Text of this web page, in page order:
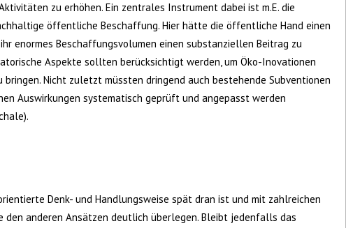
zu erhöhen. Ein zentrales Instrument dabei ist m.E. die
öffentliche Beschaffung. Hier hätte die öffentliche Hand einen
enormes Beschaffungsvolumen einen substanziellen Beitrag zu
Aspekte sollten berücksichtigt werden, um Öko-Inovationen
bringen. Nicht zuletzt müssten dringend auch bestehende Subventionen
Auswirkungen systematisch geprüft und angepasst werden
Denk- und Handlungsweise spät dran ist und mit zahlreichen
den anderen Ansätzen deutlich überlegen. Bleibt jedenfalls das